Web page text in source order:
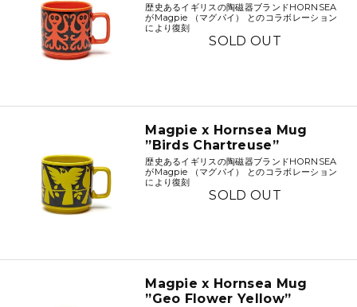
歴史あるイギリスの陶磁器ブランドHORNSEA
がMagpie （マグパイ） とのコラボレーション
により復刻
SOLD OUT
Magpie x Hornsea Mug
”Birds Chartreuse”
歴史あるイギリスの陶磁器ブランドHORNSEA
がMagpie （マグパイ） とのコラボレーション
により復刻
SOLD OUT
Magpie x Hornsea Mug
”Geo Flower Yellow”